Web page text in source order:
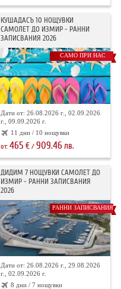
КУШАДАСЪ 10 НОЩУВКИ
САМОЛЕТ ДО ИЗМИР - РАННИ
ЗАПИСВАНИЯ 2026
САМО ПРИ НАС
Дати от: 26.08.2026 г., 02.09.2026
г., 09.09.2026 г.
11 дни / 10 нощувки
от:465 € /909.46лв.
ДИДИМ 7 НОЩУВКИ САМОЛЕТ ДО
ИЗМИР - РАННИ ЗАПИСВАНИЯ
2026
РАННИ ЗАПИСВАНИЯ
Дати от: 26.08.2026 г., 29.08.2026
г., 02.09.2026 г.
8 дни / 7 нощувки